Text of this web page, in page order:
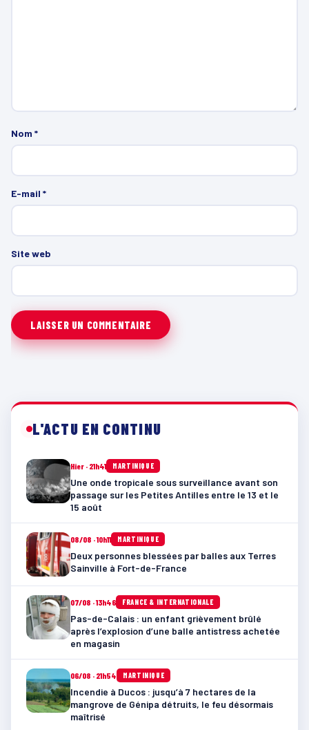
Nom *
E-mail *
Site web
L'ACTU EN CONTINU
Hier · 21h41 MARTINIQUE
Une onde tropicale sous surveillance avant son
passage sur les Petites Antilles entre le 13 et le
15 août
08/08 · 10h11 MARTINIQUE
Deux personnes blessées par balles aux Terres
Sainville à Fort-de-France
07/08 · 13h46 FRANCE & INTERNATIONALE
Pas-de-Calais : un enfant grièvement brûlé
après l’explosion d’une balle antistress achetée
en magasin
06/08 · 21h54 MARTINIQUE
Incendie à Ducos : jusqu’à 7 hectares de la
mangrove de Génipa détruits, le feu désormais
maîtrisé